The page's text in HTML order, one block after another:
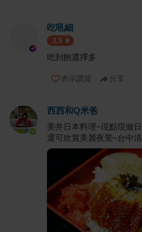
吃吼細
3.5
吃到飽選擇多
表示讚賞 分享
西西和Q米爸
美井日本料理~現點現做
還可欣賞美麗夜景~台中